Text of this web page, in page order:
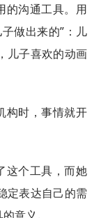
的沟通工具。用
做出来的”：儿
儿子喜欢的动画
构时，事情就开
这个工具，而她
定表达自己的需